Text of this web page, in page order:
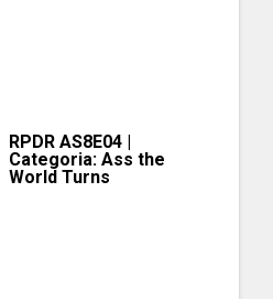
RPDR AS8E04 |
Categoria: Ass the
World Turns